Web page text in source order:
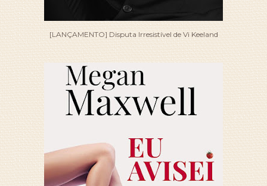
[LANÇAMENTO] Disputa Irresistível de Vi Keeland